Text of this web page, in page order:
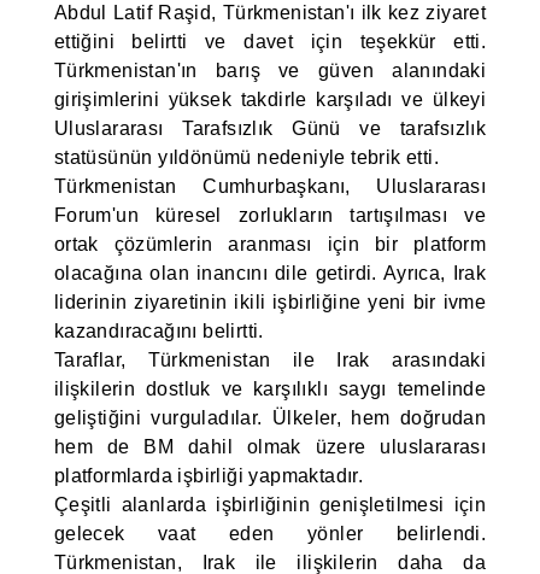
Abdul Latif Raşid, Türkmenistan'ı ilk kez ziyaret
ettiğini belirtti ve davet için teşekkür etti.
Türkmenistan'ın barış ve güven alanındaki
girişimlerini yüksek takdirle karşıladı ve ülkeyi
Uluslararası Tarafsızlık Günü ve tarafsızlık
statüsünün yıldönümü nedeniyle tebrik etti.
Türkmenistan Cumhurbaşkanı, Uluslararası
Forum'un küresel zorlukların tartışılması ve
ortak çözümlerin aranması için bir platform
olacağına olan inancını dile getirdi. Ayrıca, Irak
liderinin ziyaretinin ikili işbirliğine yeni bir ivme
kazandıracağını belirtti.
Taraflar, Türkmenistan ile Irak arasındaki
ilişkilerin dostluk ve karşılıklı saygı temelinde
geliştiğini vurguladılar. Ülkeler, hem doğrudan
hem de BM dahil olmak üzere uluslararası
platformlarda işbirliği yapmaktadır.
Çeşitli alanlarda işbirliğinin genişletilmesi için
gelecek vaat eden yönler belirlendi.
Türkmenistan, Irak ile ilişkilerin daha da